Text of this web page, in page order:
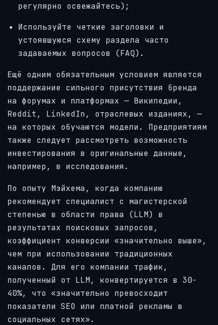
регулярно освежайтесь);
Используйте четкие заголовки и
устоявшуюся схему раздела часто
задаваемых вопросов (FAQ).
Ещё одним обязательным условием является
поддержание сильного присутствия бренда
на форумах и платформах — Википедии,
Reddit, LinkedIn, отраслевых изданиях, —
на которых обучаются модели. Предприятиям
также следует рассмотреть возможность
инвестирования в оригинальные данные,
например, в исследования.
По опыту Мэйхема, когда компанию
рекомендует специалист с магистерской
степенью в области права (LLM) в
результатах поисковых запросов,
коэффициент конверсии «значительно выше»,
чем при использовании традиционных
каналов. Для его компании трафик,
полученный от LLM, конвертируется в 30-
40%, что «значительно превосходит
показатели SEO или платной рекламы в
социальных сетях».